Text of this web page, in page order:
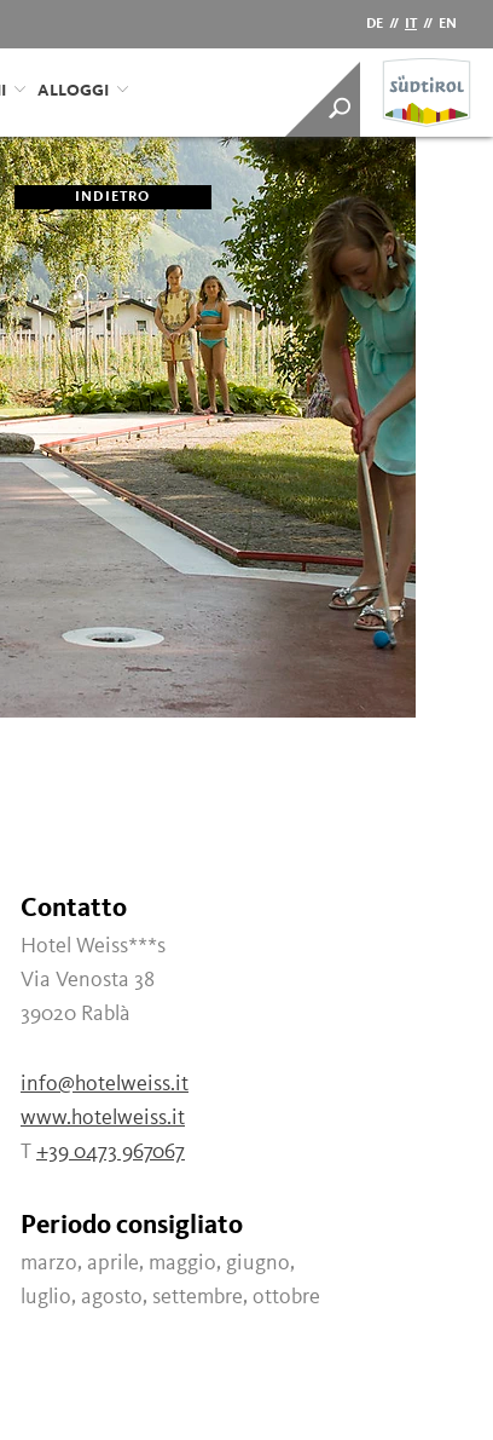
DE // IT // EN
ALLOGGI
INDIETRO
Contatto
Hotel Weiss***s
Via Venosta 38
39020 Rablà
info@hotelweiss.it
www.hotelweiss.it
T +39 0473 967067
Periodo consigliato
marzo, aprile, maggio, giugno,
luglio, agosto, settembre, ottobre